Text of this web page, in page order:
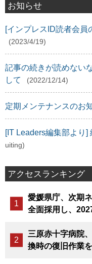
お知らせ
[インプレスID読者会員
(2023/4/19)
記事の続きが読めない
して
(2022/12/14)
定期メンテナンスのお
[IT Leaders編集部より
uiting)
アクセスランキング
愛媛県庁、次期
全面採用し、
三原赤十字病院
換時の復旧作業